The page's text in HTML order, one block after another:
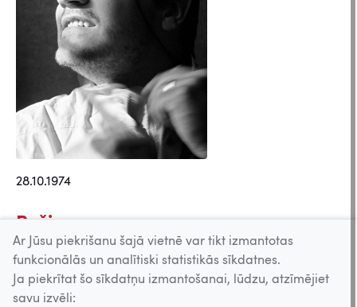
28.10.1974
Režisors
Pareizi uzlidot (2011)
Rīga, mana Rīga (2004)
Atrasts Amerikā (2003)
Ar Jūsu piekrišanu šajā vietnē var tikt izmantotas
funkcionālās un analītiski statistikās sīkdatnes.
Ja piekrītat šo sīkdatņu izmantošanai, lūdzu, atzīmējiet
savu izvēli: